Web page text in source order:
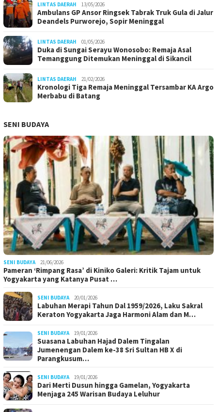
LINTAS DAERAH 13/05/2026
Ambulans GP Ansor Ringsek Tabrak Truk Gula di Jalur
Deandels Purworejo, Sopir Meninggal
LINTAS DAERAH 01/05/2026
Duka di Sungai Serayu Wonosobo: Remaja Asal
Temanggung Ditemukan Meninggal di Sikancil
LINTAS DAERAH 21/02/2026
Kronologi Tiga Remaja Meninggal Tersambar KA Argo
Merbabu di Batang
SENI BUDAYA
SENI BUDAYA 21/06/2026
Pameran ‘Rimpang Rasa’ di Kiniko Galeri: Kritik Tajam untuk
Yogyakarta yang Katanya Pusat …
SENI BUDAYA 20/01/2026
Labuhan Merapi Tahun Dal 1959/2026, Laku Sakral
Keraton Yogyakarta Jaga Harmoni Alam dan M…
SENI BUDAYA 19/01/2026
Suasana Labuhan Hajad Dalem Tingalan
Jumenengan Dalem ke-38 Sri Sultan HB X di
Parangkusum…
SENI BUDAYA 19/01/2026
Dari Merti Dusun hingga Gamelan, Yogyakarta
Menjaga 245 Warisan Budaya Leluhur